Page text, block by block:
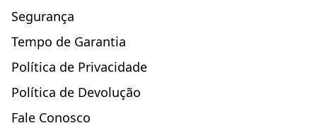
Segurança
Tempo de Garantia
Política de Privacidade
Política de Devolução
Fale Conosco